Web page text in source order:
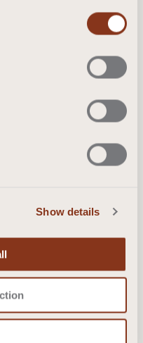
Show details